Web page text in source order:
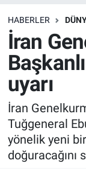
HABERLER
İran
uyarı
İran
Tuğgeneral
yönelik yeni
doğuracağını